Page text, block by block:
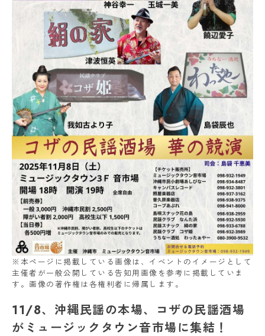
※本ページに掲載している画像は、イベントのイメージとして
主催者が一般公開している告知用画像を参考に掲載していま
す。画像の著作権は各権利者に帰属します。
11/8、沖縄民謡の本場、コザの民謡酒場
がミュージックタウン音市場に集結！